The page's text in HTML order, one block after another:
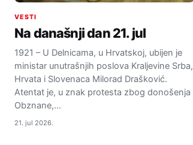
VESTI
Na današnji dan 21. jul
1921 – U Delnicama, u Hrvatskoj, ubijen je
ministar unutrašnjih poslova Kraljevine Srba,
Hrvata i Slovenaca Milorad Drašković.
Atentat je, u znak protesta zbog donošenja
Obznane,…
21. jul 2026.